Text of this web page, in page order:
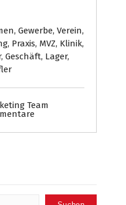
Gewerbe, Verein,
Praxis, MVZ, Klinik,
Lager,
Team